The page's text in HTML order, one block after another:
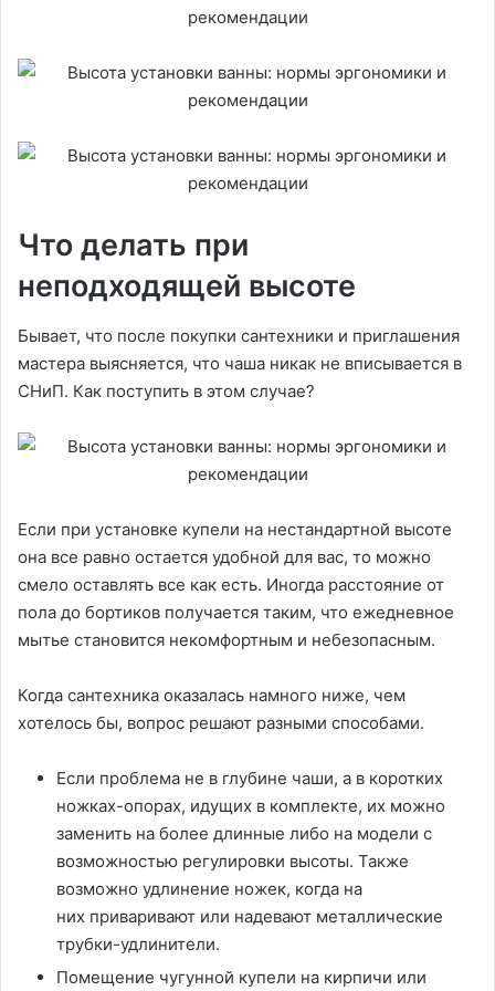
Что делать при
неподходящей высоте
Бывает, что после покупки сантехники и приглашения
мастера выясняется, что чаша никак не вписывается в
СНиП. Как поступить в этом случае?
Если при установке купели на нестандартной высоте
она все равно остается удобной для вас, то можно
смело оставлять все как есть. Иногда расстояние от
пола до бортиков получается таким, что ежедневное
мытье становится некомфортным и небезопасным.
Когда сантехника оказалась намного ниже, чем
хотелось бы, вопрос решают разными способами.
Если проблема не в глубине чаши, а в коротких
ножках-опорах, идущих в комплекте, их можно
заменить на более длинные либо на модели с
возможностью регулировки высоты. Также
возможно удлинение ножек, когда на
них приваривают или надевают металлические
трубки-удлинители.
Помещение чугунной купели на кирпичи или